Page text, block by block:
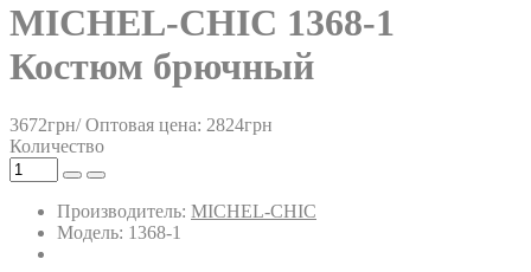
MICHEL-CHIC 1368-1
Костюм брючный
3672грн/ Оптовая цена: 2824грн
Количество
Производитель: MICHEL-CHIC
Модель: 1368-1